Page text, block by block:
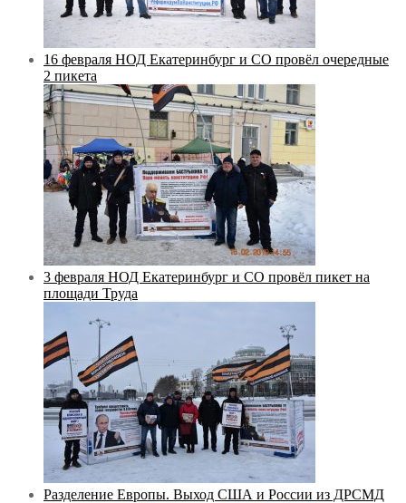
16 февраля НОД Екатеринбург и СО провёл очередные
2 пикета
3 февраля НОД Екатеринбург и СО провёл пикет на
площади Труда
Разделение Европы. Выход США и России из ДРСМД